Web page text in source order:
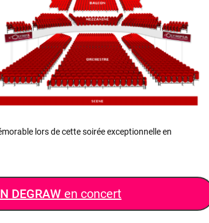
lors de cette soirée exceptionnelle en
DEGRAWen concert